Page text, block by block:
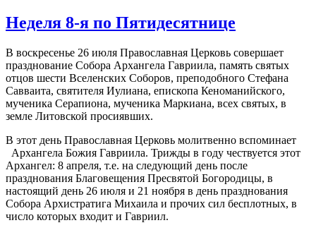
Неделя 8-я по Пятидесятнице
В воскресенье 26 июля Православная Церковь совершает
празднование Собора Архангела Гавриила, память святых
отцов шести Вселенских Соборов, преподобного Стефана
Савваита, святителя Иулиана, епископа Кеноманийского,
мученика Серапиона, мученика Маркиана, всех святых, в
земле Литовской просиявших.
В этот день Православная Церковь молитвенно вспоминает
Архангела Божия Гавриила. Трижды в году чествуется этот
Архангел: 8 апреля, т.е. на следующий день после
празднования Благовещения Пресвятой Богородицы, в
настоящий день 26 июля и 21 ноября в день празднования
Собора Архистратига Михаила и прочих сил бесплотных, в
число которых входит и Гавриил.